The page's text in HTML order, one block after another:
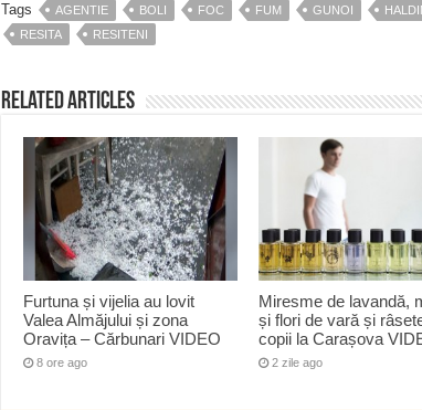
Tags AGENTIE BOLI FOC FUM GUNOI
RESITA
RESITENI
Related Articles
Furtuna și vijelia au lovit
Valea Almăjului și zona
Oravița – Cărbunari VIDEO
8 ore ago
Miresme de lavandă,
și flori de vară și
copii la Carașova
2 zile ago